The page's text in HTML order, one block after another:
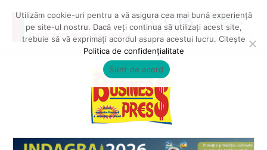
Utilizăm cookie-uri pentru a vă asigura cea mai bună experiență
pe site-ul nostru. Dacă veți continua să utilizați acest site,
trebuie să vă exprimați acordul asupra acestui lucru. Citește
Politica de confidențialitate
Sunt de acord